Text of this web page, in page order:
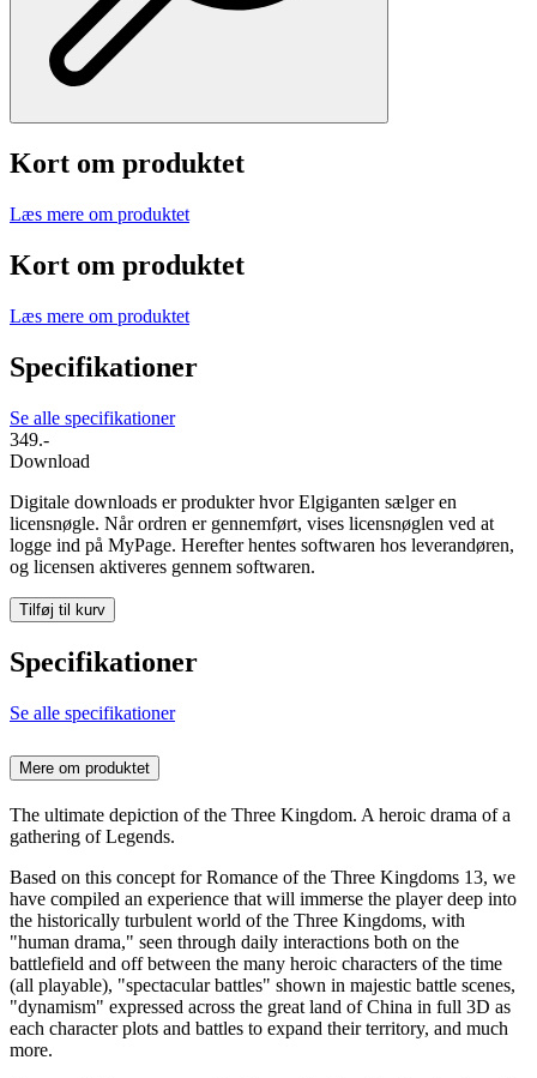
Kort om produktet
Læs mere om produktet
Kort om produktet
Læs mere om produktet
Specifikationer
Se alle specifikationer
349.-
Download
Digitale downloads er produkter hvor Elgiganten sælger en
licensnøgle. Når ordren er gennemført, vises licensnøglen ved at
logge ind på MyPage. Herefter hentes softwaren hos leverandøren,
og licensen aktiveres gennem softwaren.
Tilføj til kurv
Specifikationer
Se alle specifikationer
Mere om produktet
The ultimate depiction of the Three Kingdom. A heroic drama of a
gathering of Legends.
Based on this concept for Romance of the Three Kingdoms 13, we
have compiled an experience that will immerse the player deep into
the historically turbulent world of the Three Kingdoms, with
"human drama," seen through daily interactions both on the
battlefield and off between the many heroic characters of the time
(all playable), "spectacular battles" shown in majestic battle scenes,
"dynamism" expressed across the great land of China in full 3D as
each character plots and battles to expand their territory, and much
more.